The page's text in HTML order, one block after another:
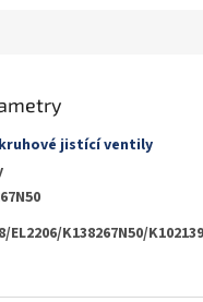
jistící ventily
EL2206/K138267N50/